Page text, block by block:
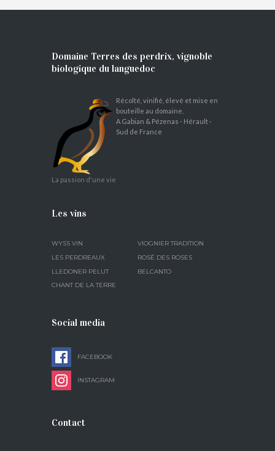
Domaine Terres des perdrix, vignoble
biologique du languedoc
La passion d'une vie
Récolté, vinifié, élevé et mise en
bouteille au domaine.
A Gabian & Pézenas - Hérault -
Sud de France
Les vins
WYSS VIN
VIOGNIER TRADITION
LES PERDREAUX
ROSÉ DES ROSES
LLEDONER PELUT
BELCANTO
CHANT DE LA TERRE
Social media
FACEBOOK
INSTAGRAM
Contact